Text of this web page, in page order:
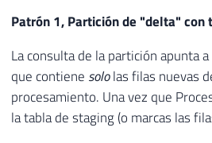
Patrón 1, Partición de "delta" con
La consulta de la partición apunta
que contiene sololas filas nuevas
procesamiento. Una vez que
la tabla de staging (o marcas las